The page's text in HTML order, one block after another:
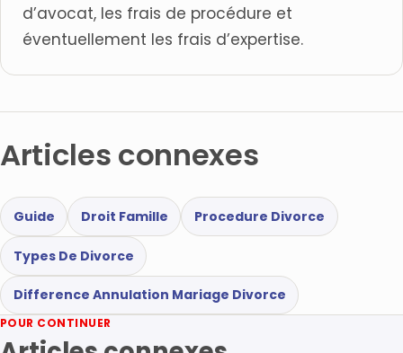
d’avocat, les frais de procédure et
éventuellement les frais d’expertise.
Articles connexes
Guide Droit Famille Procedure Divorce
Types De Divorce
Difference Annulation Mariage Divorce
POUR CONTINUER